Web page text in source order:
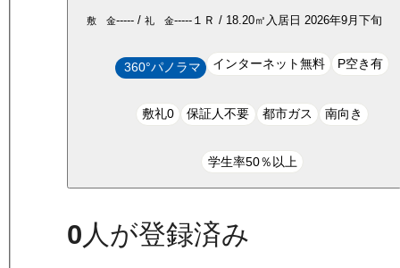
敷 金----- /礼 金----- １Ｒ / 18.20㎡ 入居日 2026年9月下旬
360°パノラマ インターネット無料 P空き有
敷礼0 保証人不要 都市ガス 南向き
学生率50％以上
0 人が登録済み